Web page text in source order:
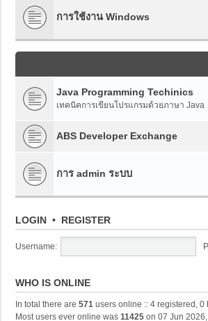
การใช้งาน Windows
Java Programming Techinics
เทคนิคการเขียนโปรแกรมด้วยภาษา Java
ABS Developer Exchange
การ admin ระบบ
LOGIN • REGISTER
Username:
WHO IS ONLINE
In total there are 571 users online :: 4 registered,
Most users ever online was 11425 on 07 Jun